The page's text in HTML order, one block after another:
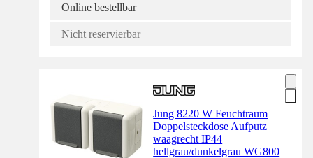
Online bestellbar
Nicht reservierbar
Jung 8220 W Feuchtraum
Doppelsteckdose Aufputz
waagrecht IP44
hellgrau/dunkelgrau WG800